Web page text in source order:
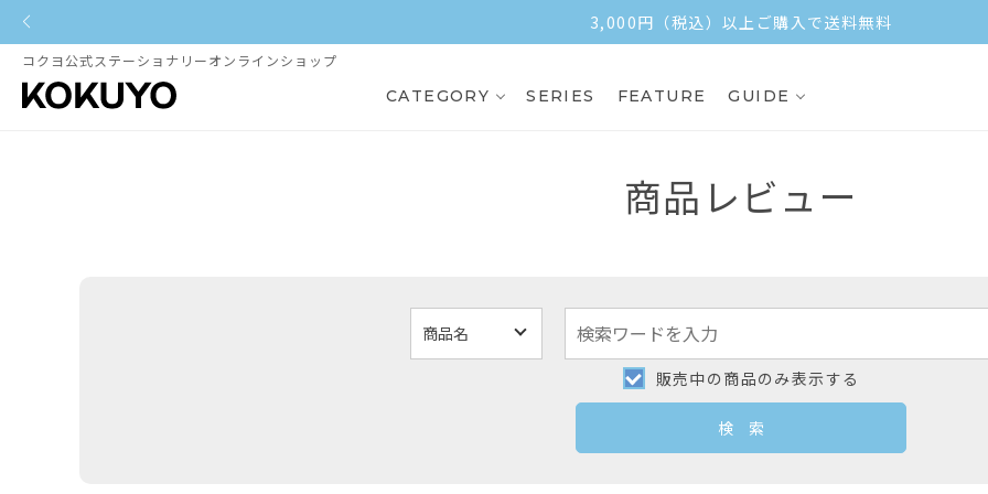
3,000円（税込）以上ご購入で送料無料
コクヨ公式ステーショナリーオンラインショップ
CATEGORY SERIES FEATURE GUIDE
商品レビュー
販売中の商品のみ表示する